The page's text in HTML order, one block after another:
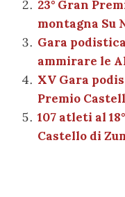
o
k
di
23° Gran
montagna Su
Gara
ammirare le
XV Gara
Premio
107 atleti al
Castello di